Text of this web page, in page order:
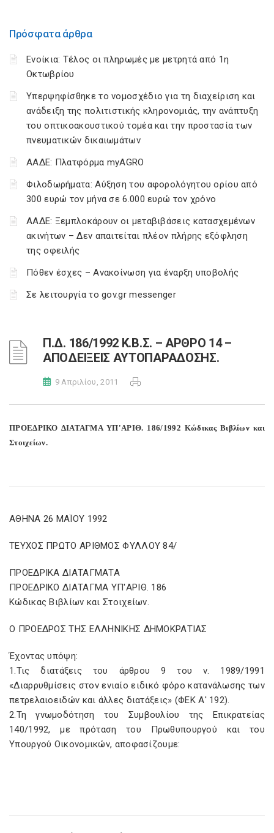
Πρόσφατα άρθρα
Ενοίκια: Τέλος οι πληρωμές με μετρητά από 1η
Οκτωβρίου
Υπερψηφίσθηκε το νομοσχέδιο για τη διαχείριση και
ανάδειξη της πολιτιστικής κληρονομιάς, την ανάπτυξη
του οπτικοακουστικού τομέα και την προστασία των
πνευματικών δικαιωμάτων
ΑΑΔΕ: Πλατφόρμα myAGRO
Φιλοδωρήματα: Αύξηση του αφορολόγητου ορίου από
300 ευρώ τον μήνα σε 6.000 ευρώ τον χρόνο
ΑΑΔΕ: Ξεμπλοκάρουν οι μεταβιβάσεις κατασχεμένων
ακινήτων – Δεν απαιτείται πλέον πλήρης εξόφληση
της οφειλής
Πόθεν έσχες – Ανακοίνωση για έναρξη υποβολής
Σε λειτουργία το gov.gr messenger
Π.Δ. 186/1992 Κ.Β.Σ. – ΑΡΘΡΟ 14 –
ΑΠΟΔΕΙΞΕΙΣ ΑΥΤΟΠΑΡΑΔΟΣΗΣ.
9 Απριλίου, 2011
ΠΡΟΕΔΡΙΚΟ ΔΙΑΤΑΓΜΑ ΥΠ'ΑΡΙΘ. 186/1992 Κώδικας Βιβλίων και
Στοιχείων.
ΑΘΗΝΑ 26 ΜΑΪΟΥ 1992
ΤΕΥΧΟΣ ΠΡΩΤΟ ΑΡΙΘΜΟΣ ΦΥΛΛΟΥ 84/
ΠΡΟΕΔΡΙΚΑ ΔΙΑΤΑΓΜΑΤΑ
ΠΡΟΕΔΡΙΚΟ ΔΙΑΤΑΓΜΑ ΥΠ'ΑΡΙΘ. 186
Κώδικας Βιβλίων και Στοιχείων.
Ο ΠΡΟΕΔΡΟΣ ΤΗΣ ΕΛΛΗΝΙΚΗΣ ΔΗΜΟΚΡΑΤΙΑΣ
Έχοντας υπόψη:
1.Τις διατάξεις του άρθρου 9 του ν. 1989/1991
«Διαρρυθμίσεις στον ενιαίο ειδικό φόρο κατανάλωσης των
πετρελαιοειδών και άλλες διατάξεις» (ΦΕΚ Α' 192).
2.Τη γνωμοδότηση του Συμβουλίου της Επικρατείας
140/1992, με πρόταση του Πρωθυπουργού και του
Υπουργού Οικονομικών, αποφασίζουμε: